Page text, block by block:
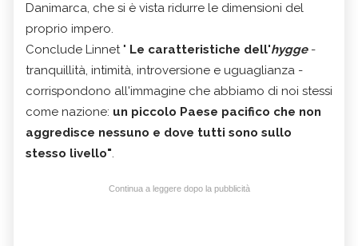
Danimarca, che si è vista ridurre le dimensioni del
proprio impero.
Conclude Linnet " Le caratteristiche dell'hygge -
tranquillità, intimità, introversione e uguaglianza -
corrispondono all'immagine che abbiamo di noi stessi
come nazione: un piccolo Paese pacifico che non
aggredisce nessuno e dove tutti sono sullo
stesso livello".
Continua a leggere dopo la pubblicità